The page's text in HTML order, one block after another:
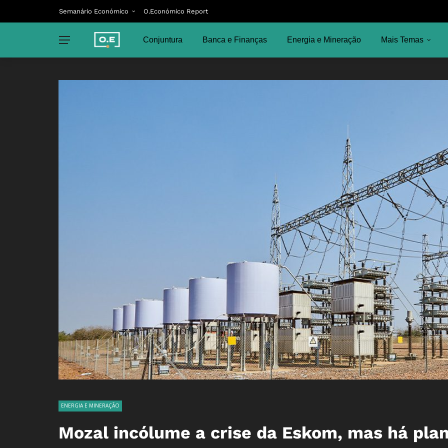
Semanário Económico O.Económico Report
Conjuntura Banca e Finanças Energia e Mineração Mais Temas
ENERGIA E MINERAÇÃO
Mozal incólume a crise da Eskom, mas há